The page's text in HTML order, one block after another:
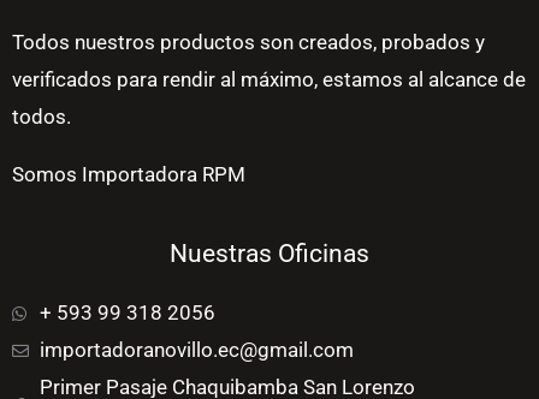
Todos nuestros productos son creados, probados y
verificados para rendir al máximo, estamos al alcance de
todos.
Somos Importadora RPM
Nuestras Oficinas
+ 593 99 318 2056
importadoranovillo.ec@gmail.com
Primer Pasaje Chaquibamba San Lorenzo